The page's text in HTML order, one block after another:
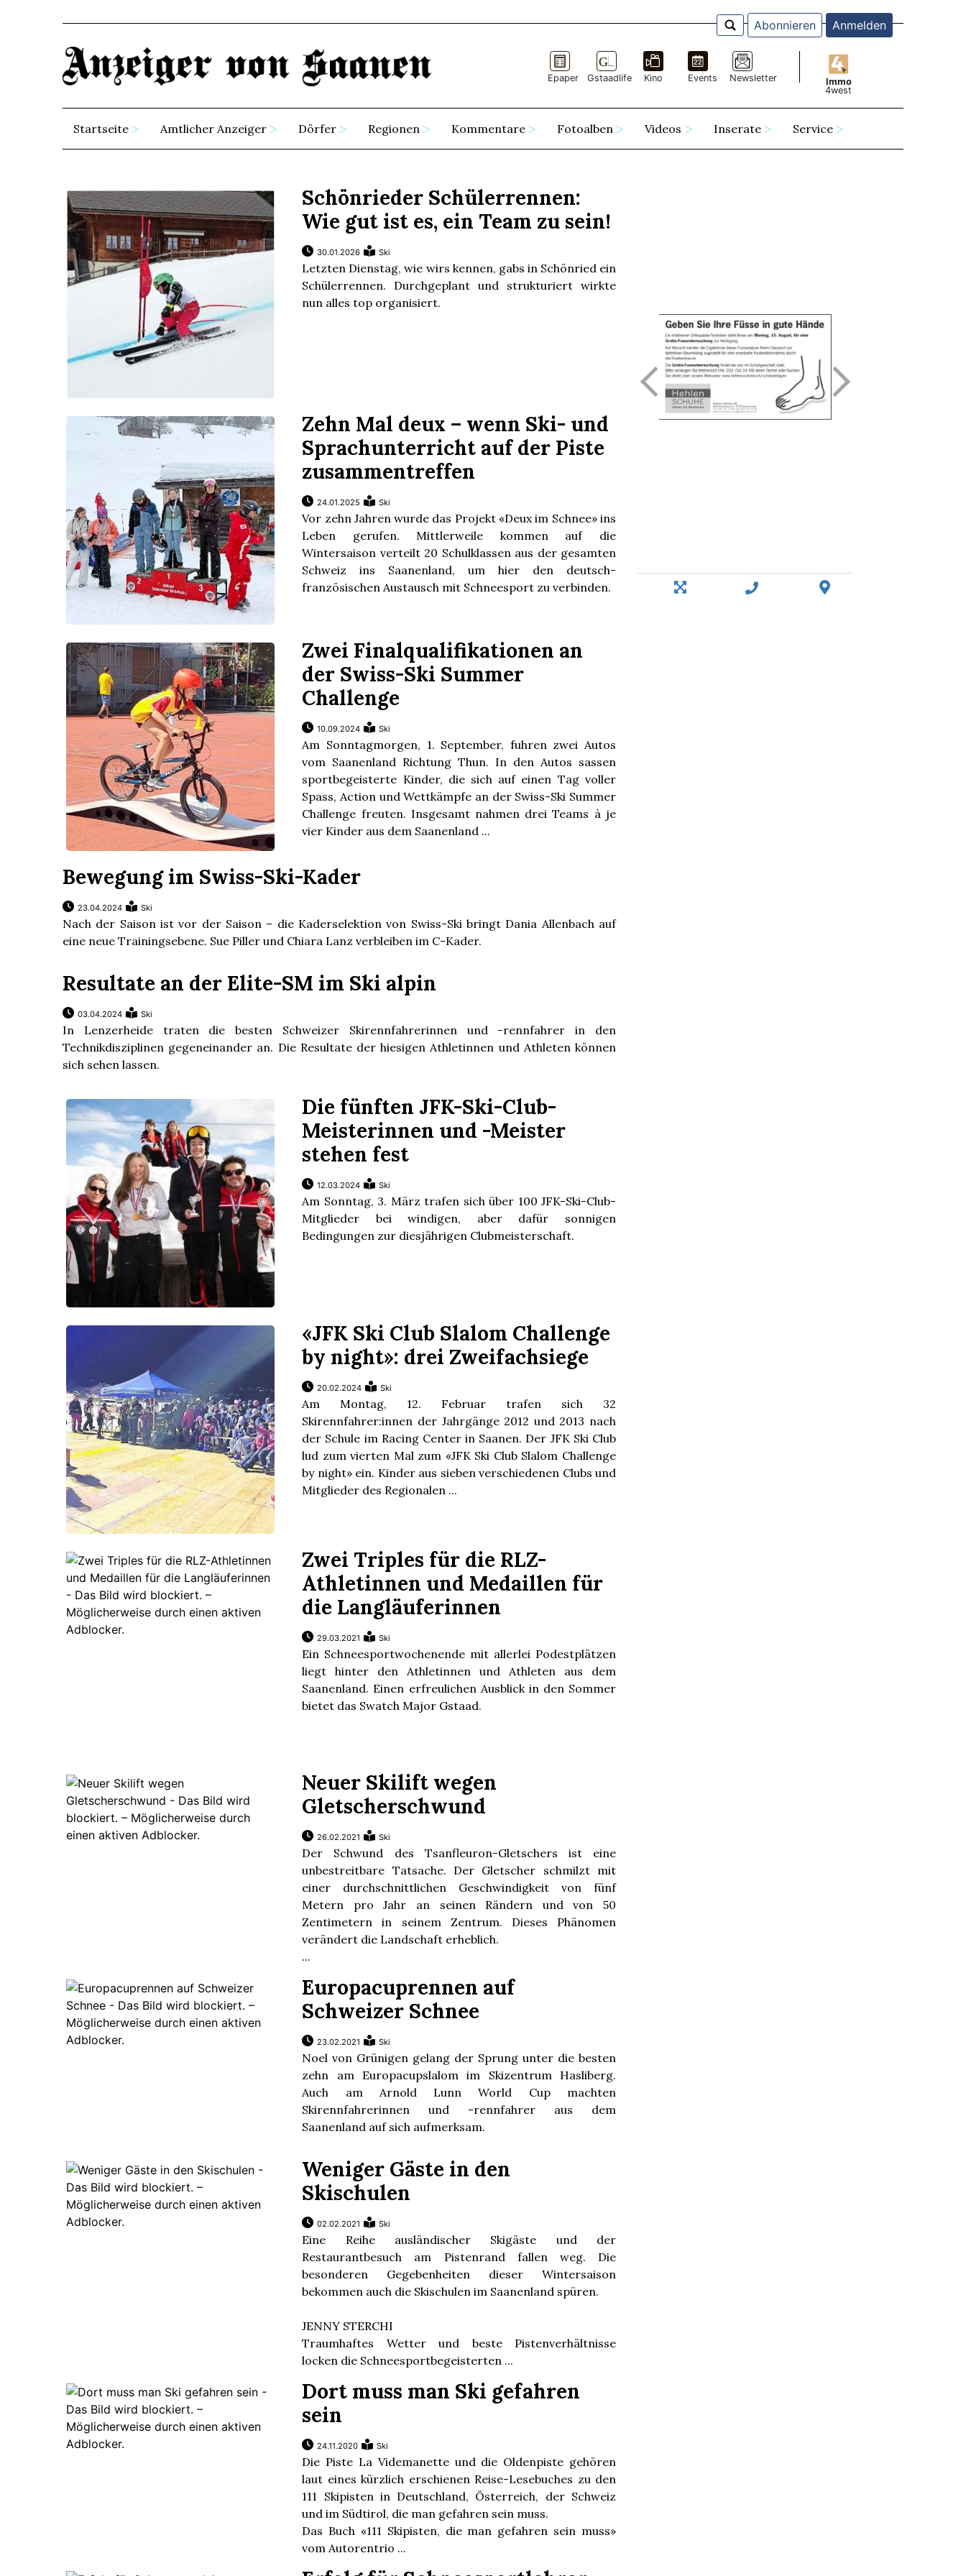
Abonnieren Anmelden
Epaper Gstaadlife Kino Events Newsletter
Immo
4west
Startseite Amtlicher Anzeiger Dörfer Regionen Kommentare Fotoalben Videos Inserate Service
Schönrieder Schülerrennen:
Wie gut ist es, ein Team zu sein!
30.01.2026 Ski
Letzten Dienstag, wie wirs kennen, gabs in Schönried ein
Schülerrennen. Durchgeplant und strukturiert wirkte
nun alles top organisiert.
Zehn Mal deux – wenn Ski- und
Sprachunterricht auf der Piste
zusammentreffen
24.01.2025 Ski
Vor zehn Jahren wurde das Projekt «Deux im Schnee» ins
Leben gerufen. Mittlerweile kommen auf die
Wintersaison verteilt 20 Schulklassen aus der gesamten
Schweiz ins Saanenland, um hier den deutsch-
französischen Austausch mit Schneesport zu verbinden.
Zwei Finalqualifikationen an
der Swiss-Ski Summer
Challenge
10.09.2024 Ski
Am Sonntagmorgen, 1. September, fuhren zwei Autos
vom Saanenland Richtung Thun. In den Autos sassen
sportbegeisterte Kinder, die sich auf einen Tag voller
Spass, Action und Wettkämpfe an der Swiss-Ski Summer
Challenge freuten. Insgesamt nahmen drei Teams à je
vier Kinder aus dem Saanenland ...
Bewegung im Swiss-Ski-Kader
23.04.2024 Ski
Nach der Saison ist vor der Saison – die Kaderselektion von Swiss-Ski bringt Dania Allenbach auf
eine neue Trainingsebene. Sue Piller und Chiara Lanz verbleiben im C-Kader.
Resultate an der Elite-SM im Ski alpin
03.04.2024 Ski
In Lenzerheide traten die besten Schweizer Skirennfahrerinnen und -rennfahrer in den
Technikdisziplinen gegeneinander an. Die Resultate der hiesigen Athletinnen und Athleten können
sich sehen lassen.
Die fünften JFK-Ski-Club-
Meisterinnen und -Meister
stehen fest
12.03.2024 Ski
Am Sonntag, 3. März trafen sich über 100 JFK-Ski-Club-
Mitglieder bei windigen, aber dafür sonnigen
Bedingungen zur diesjährigen Clubmeisterschaft.
«JFK Ski Club Slalom Challenge
by night»: drei Zweifachsiege
20.02.2024 Ski
Am Montag, 12. Februar trafen sich 32
Skirennfahrer:innen der Jahrgänge 2012 und 2013 nach
der Schule im Racing Center in Saanen. Der JFK Ski Club
lud zum vierten Mal zum «JFK Ski Club Slalom Challenge
by night» ein. Kinder aus sieben verschiedenen Clubs und
Mitglieder des Regionalen ...
Zwei Triples für die RLZ-
Athletinnen und Medaillen für
die Langläuferinnen
29.03.2021 Ski
Ein Schneesportwochenende mit allerlei Podestplätzen
liegt hinter den Athletinnen und Athleten aus dem
Saanenland. Einen erfreulichen Ausblick in den Sommer
bietet das Swatch Major Gstaad.
Neuer Skilift wegen
Gletscherschwund
26.02.2021 Ski
Der Schwund des Tsanfleuron-Gletschers ist eine
unbestreitbare Tatsache. Der Gletscher schmilzt mit
einer durchschnittlichen Geschwindigkeit von fünf
Metern pro Jahr an seinen Rändern und von 50
Zentimetern in seinem Zentrum. Dieses Phänomen
verändert die Landschaft erheblich.
...
Europacuprennen auf
Schweizer Schnee
23.02.2021 Ski
Noel von Grünigen gelang der Sprung unter die besten
zehn am Europacupslalom im Skizentrum Hasliberg.
Auch am Arnold Lunn World Cup machten
Skirennfahrerinnen und -rennfahrer aus dem
Saanenland auf sich aufmerksam.
Weniger Gäste in den
Skischulen
02.02.2021 Ski
Eine Reihe ausländischer Skigäste und der
Restaurantbesuch am Pistenrand fallen weg. Die
besonderen Gegebenheiten dieser Wintersaison
bekommen auch die Skischulen im Saanenland spüren.
JENNY STERCHI
Traumhaftes Wetter und beste Pistenverhältnisse
locken die Schneesportbegeisterten ...
Dort muss man Ski gefahren
sein
24.11.2020 Ski
Die Piste La Videmanette und die Oldenpiste gehören
laut eines kürzlich erschienen Reise-Lesebuches zu den
111 Skipisten in Deutschland, Österreich, der Schweiz
und im Südtirol, die man gefahren sein muss.
Das Buch «111 Skipisten, die man gefahren sein muss»
vom Autorentrio ...